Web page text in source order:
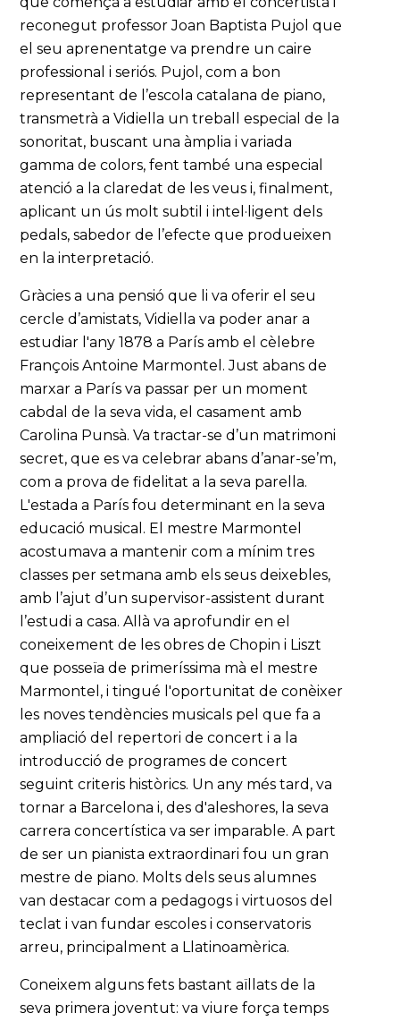
reconegut professor Joan Baptista Pujol que
el seu aprenentatge va prendre un caire
professional i seriós. Pujol, com a bon
representant de l’escola catalana de piano,
transmetrà a Vidiella un treball especial de la
sonoritat, buscant una àmplia i variada
gamma de colors, fent també una especial
atenció a la claredat de les veus i, finalment,
aplicant un ús molt subtil i intel·ligent dels
pedals, sabedor de l’efecte que produeixen
en la interpretació.
Gràcies a una pensió que li va oferir el seu
cercle d’amistats, Vidiella va poder anar a
estudiar l'any 1878 a París amb el cèlebre
François Antoine Marmontel. Just abans de
marxar a París va passar per un moment
cabdal de la seva vida, el casament amb
Carolina Punsà. Va tractar-se d’un matrimoni
secret, que es va celebrar abans d’anar-se’m,
com a prova de fidelitat a la seva parella.
L'estada a París fou determinant en la seva
educació musical. El mestre Marmontel
acostumava a mantenir com a mínim tres
classes per setmana amb els seus deixebles,
amb l’ajut d’un supervisor-assistent durant
l’estudi a casa. Allà va aprofundir en el
coneixement de les obres de Chopin i Liszt
que posseïa de primeríssima mà el mestre
Marmontel, i tingué l'oportunitat de conèixer
les noves tendències musicals pel que fa a
ampliació del repertori de concert i a la
introducció de programes de concert
seguint criteris històrics. Un any més tard, va
tornar a Barcelona i, des d'aleshores, la seva
carrera concertística va ser imparable. A part
de ser un pianista extraordinari fou un gran
mestre de piano. Molts dels seus alumnes
van destacar com a pedagogs i virtuosos del
teclat i van fundar escoles i conservatoris
arreu, principalment a Llatinoamèrica.
Coneixem alguns fets bastant aïllats de la
seva primera joventut: va viure força temps